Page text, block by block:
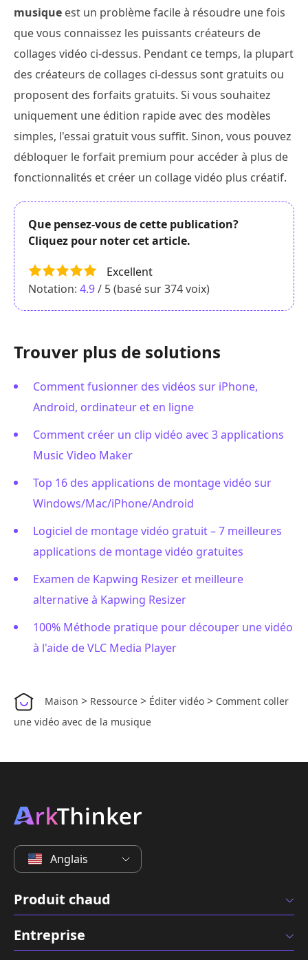
musique est un problème facile à résoudre une fois
que vous connaissez les puissants créateurs de
collages vidéo ci-dessus. Pendant ce temps, la plupart
des créateurs de collages ci-dessus sont gratuits ou
proposent des forfaits gratuits. Si vous souhaitez
uniquement une édition rapide avec des modèles
simples, l'essai gratuit vous suffit. Sinon, vous pouvez
débloquer le forfait premium pour accéder à plus de
fonctionnalités et créer un collage vidéo plus créatif.
Que pensez-vous de cette publication?
Cliquez pour noter cet article.
Excellent
Notation: 4.9/ 5 (basé sur374voix)
Trouver plus de solutions
Comment fusionner des vidéos sur iPhone,
Android, ordinateur et en ligne
Comment créer un clip vidéo avec 3 applications
Music Video Maker
Top 16 des applications de montage vidéo sur
Windows/Mac/iPhone/Android
Logiciel de montage vidéo gratuit – 7 meilleures
applications de montage vidéo gratuites
Examen de Kapwing Resizer et meilleure
alternative à Kapwing Resizer
100% Méthode pratique pour découper une vidéo
à l'aide de VLC Media Player
Maison > Ressource > Éditer vidéo > Comment coller
une vidéo avec de la musique
Anglais
Produit chaud
Entreprise